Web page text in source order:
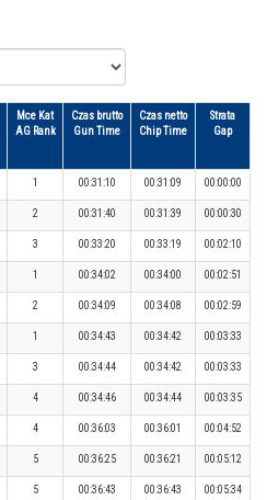
Mce Kat
AG Rank
Czas brutto
Gun Time
Czas netto
Chip Time
Strata
Gap
1 00:31:10 00:31:09 00:00:00
2 00:31:40 00:31:39 00:00:30
3 00:33:20 00:33:19 00:02:10
1 00:34:02 00:34:00 00:02:51
2 00:34:09 00:34:08 00:02:59
1 00:34:43 00:34:42 00:03:33
3 00:34:44 00:34:42 00:03:33
4 00:34:46 00:34:44 00:03:35
4 00:36:03 00:36:01 00:04:52
5 00:36:25 00:36:21 00:05:12
5 00:36:43 00:36:43 00:05:34